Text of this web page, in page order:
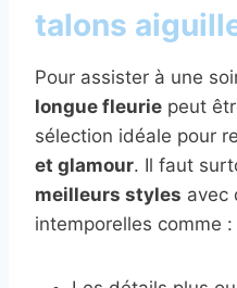
talons
Pour assister à une
longue fleurie peut
sélection idéale pour
et glamour. Il faut
meilleurs styles avec
intemporelles comme :